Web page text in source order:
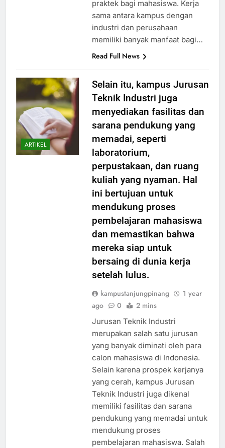
praktek bagi mahasiswa. Kerja
sama antara kampus dengan
industri dan perusahaan
memiliki banyak manfaat bagi…
Read Full News
ARTIKEL
Selain itu, kampus Jurusan
Teknik Industri juga
menyediakan fasilitas dan
sarana pendukung yang
memadai, seperti
laboratorium,
perpustakaan, dan ruang
kuliah yang nyaman. Hal
ini bertujuan untuk
mendukung proses
pembelajaran mahasiswa
dan memastikan bahwa
mereka siap untuk
bersaing di dunia kerja
setelah lulus.
kampustanjungpinang
1 year
ago
0 2 mins
Jurusan Teknik Industri
merupakan salah satu jurusan
yang banyak diminati oleh para
calon mahasiswa di Indonesia.
Selain karena prospek kerjanya
yang cerah, kampus Jurusan
Teknik Industri juga dikenal
memiliki fasilitas dan sarana
pendukung yang memadai untuk
mendukung proses
pembelajaran mahasiswa. Salah